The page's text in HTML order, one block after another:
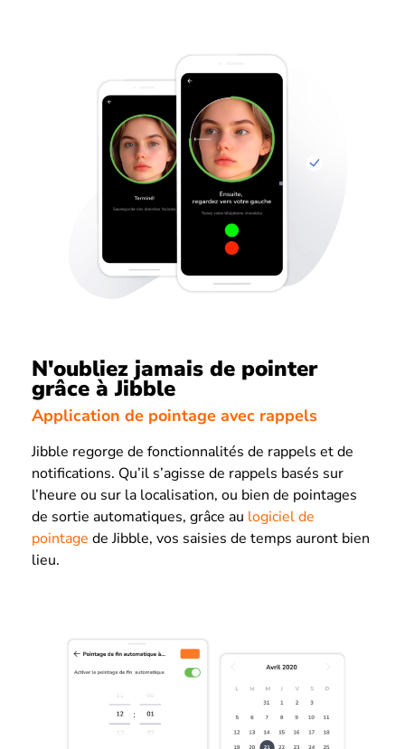
N'oubliez jamais de pointer
grâce à Jibble
Application de pointage avec rappels
Jibble regorge de fonctionnalités de rappels et de
notifications. Qu’il s’agisse de rappels basés sur
l’heure ou sur la localisation, ou bien de pointages
de sortie automatiques, grâce au logiciel de
pointage de Jibble, vos saisies de temps auront bien
lieu.